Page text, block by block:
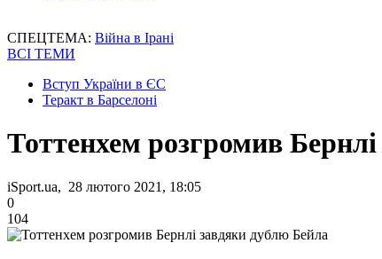
СПЕЦТЕМА: Війна в Ірані
ВСІ ТЕМИ
Вступ України в ЄС
Теракт в Барселоні
Тоттенхем розгромив
iSport.ua, 28 лютого 2021, 18:05
0
104